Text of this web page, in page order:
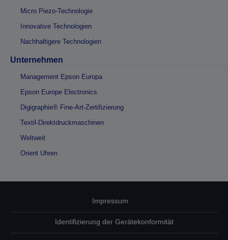
Micro Piezo-Technologie
Innovative Technologien
Nachhaltigere Technologien
Unternehmen
Management Epson Europa
Epson Europe Electronics
Digigraphie® Fine-Art-Zertifizierung
Textil-Direktdruckmaschinen
Weltweit
Orient Uhren
Impressum
Identifizierung der Gerätekonformität